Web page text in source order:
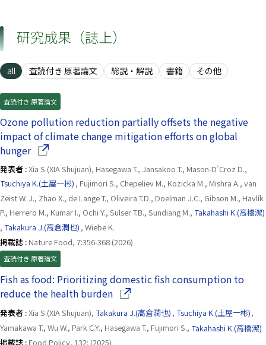
研究成果（誌上）
all 査読付き 原著論文 総説・解説 書籍 その他
査読付き 原著論文
Ozone pollution reduction partially offsets the negative
impact of climate change mitigation efforts on global
hunger（別ウインドウで開きます）
発表者 :Xia S.(XIA Shujuan), Hasegawa T., Jansakoo T., Mason-D’Croz D.,
Tsuchiya K.(土屋一彬) , Fujimori S., Chepeliev M., Kozicka M., Mishra A., van
Zeist W. J., Zhao X., de Lange T., Oliveira T.D., Doelman J.C., Gibson M., Havlík
P., Herrero M., Kumar I., Ochi Y., Sulser T.B., Sundiang M., Takahashi K.(高橋潔)
, Takakura J.(高倉潤也) , Wiebe K.
掲載誌 : Nature Food, 7:356-368 (2026)
査読付き 原著論文
Fish as food: Prioritizing domestic fish consumption to
reduce the health burden（別ウインドウで開きます）
発表者 :Xia S.(XIA Shujuan), Takakura J.(高倉潤也) , Tsuchiya K.(土屋一彬),
Yamakawa T., Wu W., Park C.Y., Hasegawa T., Fujimori S., Takahashi K.(高橋潔)
掲載誌 : Food Policy, 132: (2025)